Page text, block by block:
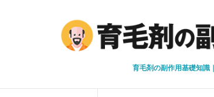
育毛剤の副作用基礎知識